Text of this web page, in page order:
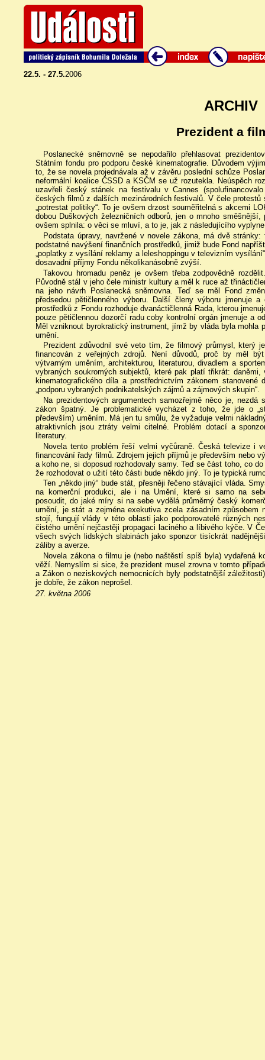
22.5. - 27.5.2006
ARCHIV
Prezident a
Poslanecké sněmovně se nepodařilo přehlasovat
Státním fondu pro podporu české kinematografie. Důvodem
to, že se novela projednávala až v závěru poslední schůze
neformální koalice ČSSD a KSČM se už rozutekla. Neúspěch
uzavřeli český stánek na festivalu v Cannes
českých filmů z dalších mezinárodních festivalů. V čele
„potrestat politiky“. To je ovšem drzost souměřitelná s akcemi
dobou Duškových železničních odborů, jen o mnoho
ovšem splnila: o věci se mluví, a to je, jak z následujícího
Podstata úpravy, navržené v novele zákona, má dvě
podstatné navýšení finančních prostředků, jimiž bude Fond
„poplatky z vysílání reklamy a leleshoppingu v televizním
dosavadní příjmy Fondu několikanásobně zvýší.
Takovou hromadu peněz je ovšem třeba zodpovědně
Původně stál v jeho čele ministr kultury a měl k ruce až
na jeho návrh Poslanecká sněmovna. Teď se měl Fond
předsedou pětičlenného výboru. Další členy výboru jmenuje
prostředků z Fondu rozhoduje dvanáctičlenná Rada, kterou
pouze pětičlennou dozorčí radu coby kontrolní orgán jmenuje a
Měl vzniknout byrokratický instrument, jímž by vláda byla mohla
umění.
Prezident zdůvodnil své veto tím, že filmový průmysl, který
financován z veřejných zdrojů. Není důvodů, proč by měl
výtvarným uměním, architekturou, literaturou, divadlem a
vybraných soukromých subjektů, které pak platí třikrát:
kinematografického díla a prostřednictvím zákonem
„podporu vybraných podnikatelských zájmů a zájmových skupin“.
Na prezidentových argumentech samozřejmě něco je,
zákon špatný. Je problematické vycházet z toho, že jde o
především) uměním. Má jen tu smůlu, že vyžaduje velmi
atraktivních jsou ztráty velmi citelné. Problém dotací a
literatury.
Novela tento problém řeší velmi vyčůraně. Česká televize i
financování řady filmů. Zdrojem jejich příjmů je především nebo
a koho ne, si doposud rozhodovaly samy. Teď se část toho, co
že rozhodovat o užití této části bude někdo jiný. To je typická
Ten „někdo jiný“ bude stát, přesněji řečeno stávající vláda.
na komerční produkci, ale i na Umění, které si samo na
posoudit, do jaké míry si na sebe vydělá průměrný český
umění, je stát a zejména exekutiva zcela zásadním
stojí, fungují vlády v této oblasti jako podporovatelé různých
čistého umění nejčastěji propagaci laciného a líbivého kýče. V
všech svých lidských slabinách jako sponzor tisíckrát
záliby a averze.
Novela zákona o filmu je (nebo naštěstí spíš byla) vydařená
věží. Nemyslím si sice, že prezident musel zrovna v tomto
a Zákon o neziskových nemocnicích byly podstatnější
je dobře, že zákon neprošel.
27. května 2006